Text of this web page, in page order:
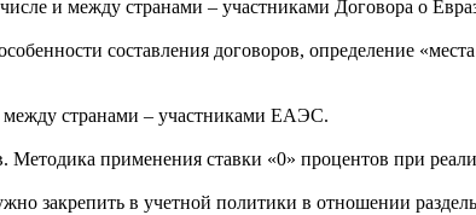
и между странами – участниками Договора о
составления договоров, определение
странами – участниками ЕАЭС.
применения ставки «0» процентов при
закрепить в учетной политики в отношении